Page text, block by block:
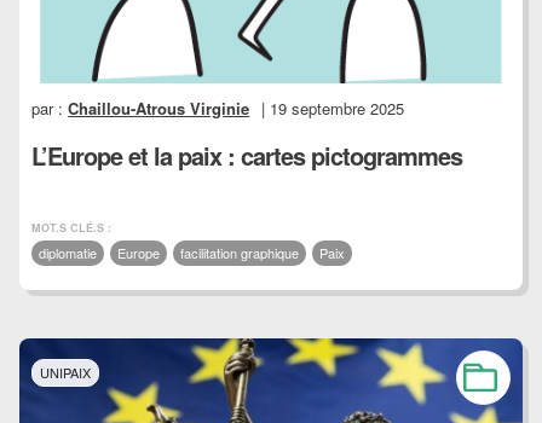
par :Chaillou-Atrous Virginie | 19 septembre 2025
L’Europe et la paix : cartes pictogrammes
MOT.S CLÉ.S :
diplomatie Europe facilitation graphique Paix
UNIPAIX